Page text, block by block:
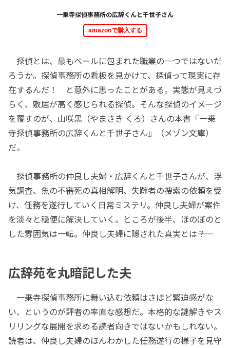
一乗寺探偵事務所の広辞くんと千世子さん
amazonで購入する
探偵とは、最もベールに包まれた職業の一つではないだ
ろうか。探偵事務所の看板を見かけて、探偵って現実に存
在するんだ！ と意外に思ったことがある。実態が見えづ
らく、敷居が高く感じられる探偵。そんな探偵のイメージ
を覆すのが、山咲黒（やまさき くろ）さんの本書『一乗
寺探偵事務所の広辞くんと千世子さん』（メゾン文庫）
だ。
探偵事務所の仲良し夫婦・広辞くんと千世子さんが、浮
気調査、魚の不審死の真相解明、失踪者の捜索の依頼を受
け、任務を遂行していく日常ミステリ。仲良し夫婦が案件
を淡々と穏便に解決していく。ところが後半、ほのぼのと
した雰囲気は一転。仲良し夫婦に隠された真実とは――？
広辞苑を丸暗記した夫
一乗寺探偵事務所に舞い込む依頼はさほど緊迫感がな
い、というのが評者の率直な感想だ。本格的な謎解きやス
リリングな展開を求める読者向きではないかもしれない。
読者は、仲良し夫婦のほんわかした任務遂行の様子を見守